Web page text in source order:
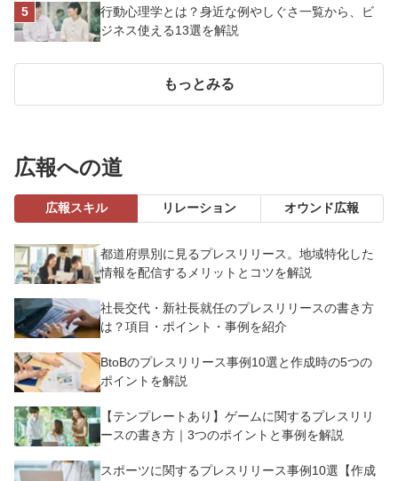
行動心理学とは？身近な例やしぐさ一覧から、ビ
ジネス使える13選を解説
もっとみる
広報への道
広報スキル リレーション オウンド広報
都道府県別に見るプレスリリース。地域特化した
情報を配信するメリットとコツを解説
社長交代・新社長就任のプレスリリースの書き方
は？項目・ポイント・事例を紹介
BtoBのプレスリリース事例10選と作成時の5つの
ポイントを解説
【テンプレートあり】ゲームに関するプレスリリ
ースの書き方｜3つのポイントと事例を解説
スポーツに関するプレスリリース事例10選【作成